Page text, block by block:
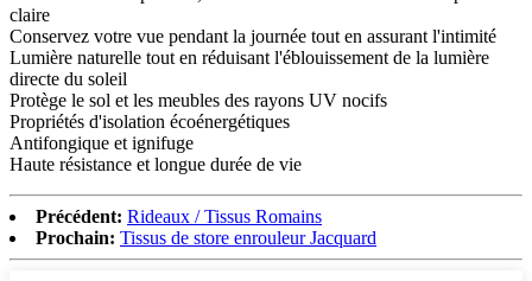
claire
Conservez votre vue pendant la journée tout en assurant l'intimité
Lumière naturelle tout en réduisant l'éblouissement de la lumière
directe du soleil
Protège le sol et les meubles des rayons UV nocifs
Propriétés d'isolation écoénergétiques
Antifongique et ignifuge
Haute résistance et longue durée de vie
Précédent: Rideaux / Tissus Romains
Prochain: Tissus de store enrouleur Jacquard